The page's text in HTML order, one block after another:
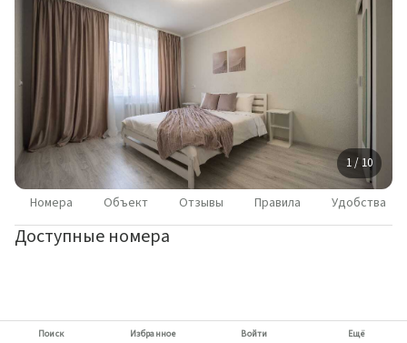
1 / 10
Номера Объект Отзывы Правила Удобства
Доступные номера
Поиск Избранное Войти Ещё